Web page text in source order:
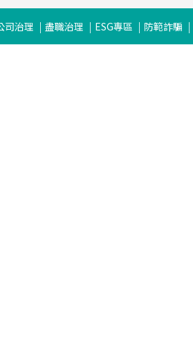
司治理 盡職治理 ESG專區 防範詐騙